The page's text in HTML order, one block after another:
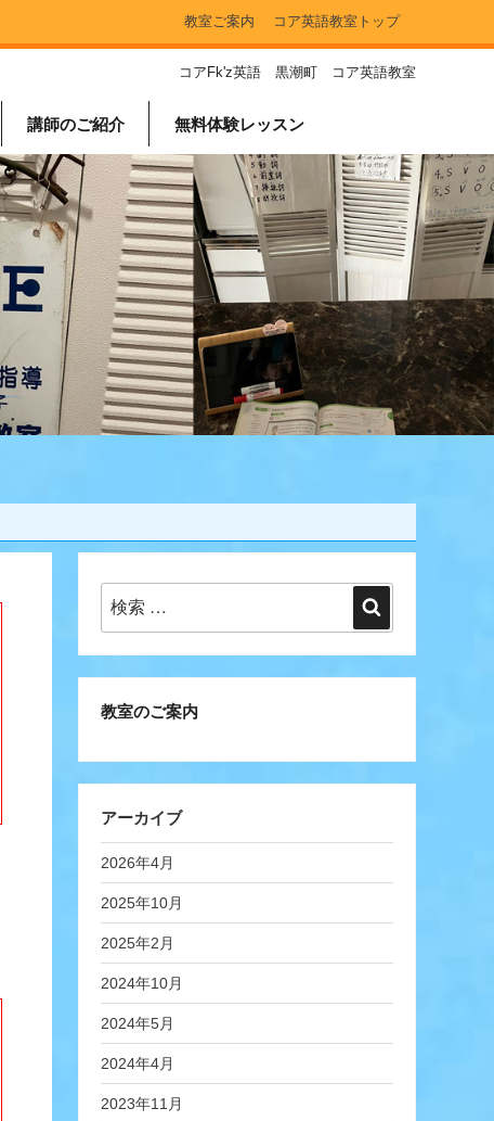
教室ご案内 コア英語教室トップ
コアFk'z英語 黒潮町 コア英語教室
講師のご紹介 無料体験レッスン
検
索:
索
教室のご案内
アーカイブ
2026年4月
2025年10月
2025年2月
2024年10月
2024年5月
2024年4月
2023年11月